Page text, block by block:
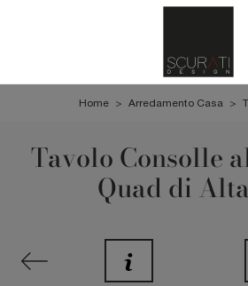
Home > Arredamento Casa >
Tavolo Consolle
Quad di